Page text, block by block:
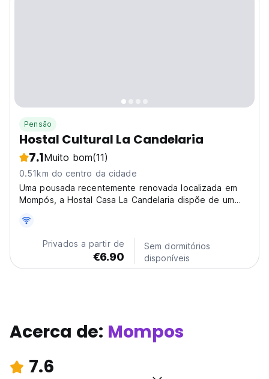
Pensão
Hostal Cultural La Candelaria
7.1Muito bom(11)
0.51km do centro da cidade
Uma pousada recentemente renovada localizada em
Mompós, a Hostal Casa La Candelaria dispõe de um
hóspedes podem usufruir de acesso Wi-Fi gratuito e
de estacionamento privado gratuito.
Privados a partir de
€6.90
Sem dormitórios
disponíveis
Acerca de: Mompos
7.6